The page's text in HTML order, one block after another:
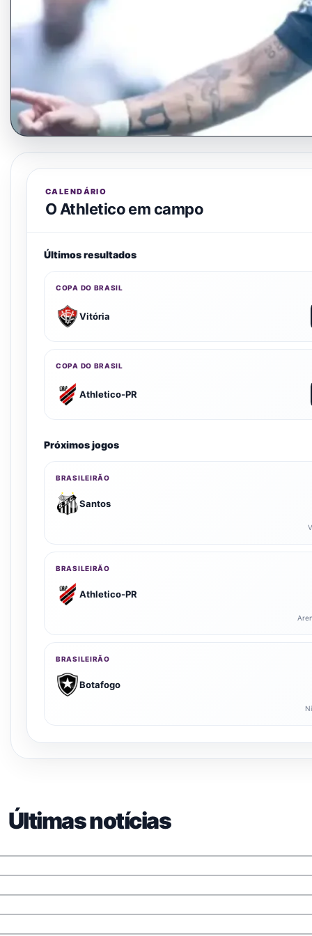
CALENDÁRIO
O Athletico em campo
Últimos resultados
COPA DO BRASIL
Vitória
COPA DO BRASIL
Athletico-PR
Próximos jogos
BRASILEIRÃO
Santos
BRASILEIRÃO
Athletico-PR
BRASILEIRÃO
Botafogo
INTER